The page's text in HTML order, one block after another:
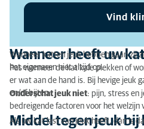
Vlooienallergie kat
Voedselallergie bij katten
Diagnose voedselallergie
Atopie kat
Vind
Wanneer heeft uw
Wanneer katten jeuk hebben gaan zij
het eigenaren niet altijd op.
Pas wanneer de kat kale plekken of
er wat aan de hand is. Bij hevige jeuk
en/of bijten.
Onderschat jeuk niet: pijn, stress en
bedreigende factoren voor het welzijn
Middel tegen jeuk bij
Als uw kat last van jeuk heeft, dan is